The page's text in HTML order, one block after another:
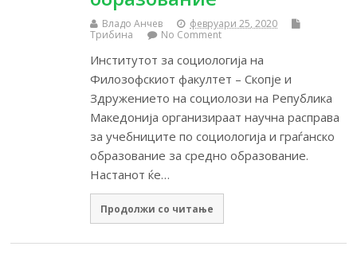
Владо Анчев
февруари 25, 2020
Трибина
No Comment
Институтот за социологија на
Филозофскиот факултет – Скопје и
Здружението на социолози на Република
Македонија организираат научна расправа
за учебниците по социологија и граѓанско
образование за средно образование.
Настанот ќе…
Продолжи со читање